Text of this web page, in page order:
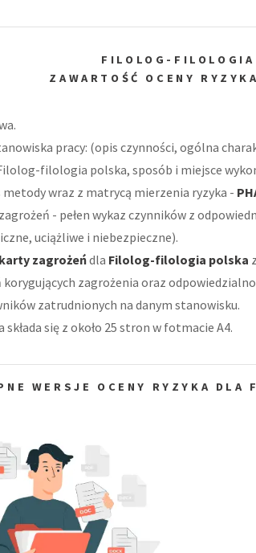
FILOLOG-
ZAWARTOŚĆ OCENY
pracy: (opis czynności, ogólna
filologia polska, sposób i miejsce
metody wraz z matrycą mierzenia ryzyka -
- pełen wykaz czynników z
uciążliwe i niebezpieczne).
karty zagrożeńdla Filolog-filologia polska
korygujących zagrożenia oraz
zatrudnionych na danym stanowisku.
się z około 25 stron w fotmacie A4.
WERSJE OCENY RYZYKA